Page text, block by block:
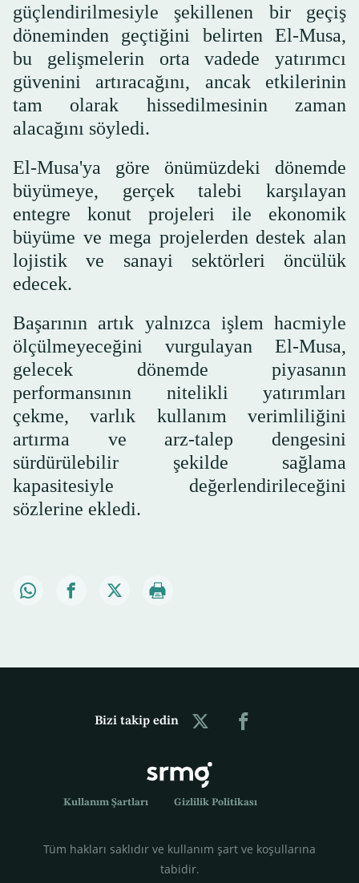
güçlendirilmesiyle şekillenen bir geçiş
döneminden geçtiğini belirten El-Musa,
bu gelişmelerin orta vadede yatırımcı
güvenini artıracağını, ancak etkilerinin
tam olarak hissedilmesinin zaman
alacağını söyledi.
El-Musa'ya göre önümüzdeki dönemde
büyümeye, gerçek talebi karşılayan
entegre konut projeleri ile ekonomik
büyüme ve mega projelerden destek alan
lojistik ve sanayi sektörleri öncülük
edecek.
Başarının artık yalnızca işlem hacmiyle
ölçülmeyeceğini vurgulayan El-Musa,
gelecek dönemde piyasanın
performansının nitelikli yatırımları
çekme, varlık kullanım verimliliğini
artırma ve arz-talep dengesini
sürdürülebilir şekilde sağlama
kapasitesiyle değerlendirileceğini
sözlerine ekledi.
Bizi takip edin
Kullanım Şartları Gizlilik Politikası
Tüm hakları saklıdır ve kullanım şart ve koşullarına
tabidir.